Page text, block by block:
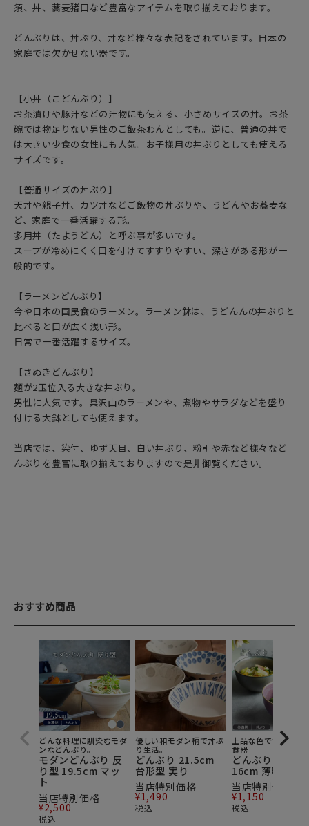
須、丼、蕎麦猪口など豊富なアイテムを取り揃えております。
どんぶりは、丼ぶり、丼など様々な表記をされています。日本の
家庭では欠かせない器です。
【小丼（こどんぶり）】
お茶漬けや豚汁などの汁物にも使える、小さめサイズの丼。お茶
碗では物足りない男性のご飯茶わんとしても。逆に、普通の丼で
は大きい少食の女性にも人気。お子様用の丼ぶりとしても使える
サイズです。
【普通サイズの丼ぶり】
天丼や親子丼、カツ丼などご飯物の丼ぶりや、うどんやお蕎麦な
ど、家庭で一番活躍する形。
多用丼（たようどん）と呼ぶ事が多いです。
スープが冷めにくく口を付けてすすりやすい、深さがある形が一
般的です。
【ラーメンどんぶり】
今や日本の国民食のラーメン。ラーメン鉢は、うどんんの丼ぶりと
比べると口が広く浅い形。
日常で一番活躍するサイズ。
【さぬきどんぶり】
麺が2玉位入る大きな丼ぶり。
男性に人気です。具沢山のラーメンや、煮物やサラダなどを盛り
付ける大鉢としても使えます。
当店では、染付、ゆず天目、白い丼ぶり、粉引や赤など様々など
んぶりを豊富に取り揃えておりますので是非御覧ください。
おすすめ商品
どんな料理に馴染むモダ
ンなどんぶり。
モダンどんぶり 反
り型 19.5cm マッ
ト
当店特別価格
¥2,500
税込
優しい和モダン柄で丼ぶ
り生活。
どんぶり 21.5cm
台形型 実り
当店特別価格
¥1,490
税込
上品な色で食卓を彩
食器
どんぶり 大 窯変
16cm 薄明
当店特別価格
¥1,150
税込